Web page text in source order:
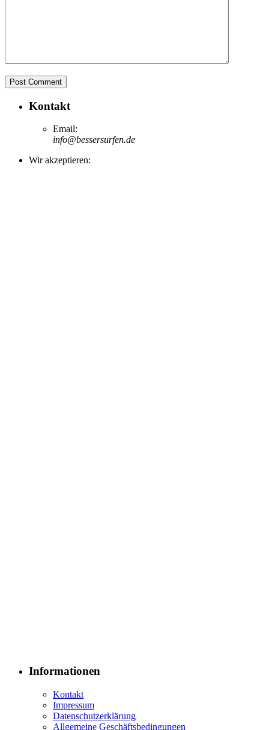
Post Comment
Kontakt
Email:
info@bessersurfen.de
Wir akzeptieren:
Informationen
Kontakt
Impressum
Datenschutzerklärung
Allgemeine Geschäftsbedingungen